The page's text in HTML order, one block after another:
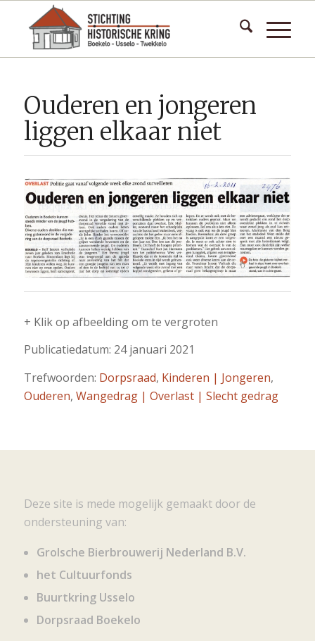
Ouderen en jongeren
liggen elkaar niet
+ Klik op afbeelding om te vergroten
Publicatiedatum: 24 januari 2021
Trefwoorden: Dorpsraad, Kinderen | Jongeren,
Ouderen, Wangedrag | Overlast | Slecht gedrag
Deze site is mede mogelijk gemaakt door de
ondersteuning van:
Grolsche Bierbrouwerij Nederland B.V.
het Cultuurfonds
Buurtkring Usselo
Dorpsraad Boekelo